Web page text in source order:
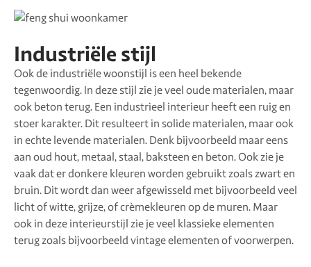
Industriële stijl
Ook de industriële woonstijl is een heel bekende
tegenwoordig. In deze stijl zie je veel oude materialen, maar
ook beton terug. Een industrieel interieur heeft een ruig en
stoer karakter. Dit resulteert in solide materialen, maar ook
in echte levende materialen. Denk bijvoorbeeld maar eens
aan oud hout, metaal, staal, baksteen en beton. Ook zie je
vaak dat er donkere kleuren worden gebruikt zoals zwart en
bruin. Dit wordt dan weer afgewisseld met bijvoorbeeld veel
licht of witte, grijze, of crèmekleuren op de muren. Maar
ook in deze interieurstijl zie je veel klassieke elementen
terug zoals bijvoorbeeld vintage elementen of voorwerpen.